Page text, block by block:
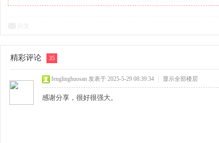
精彩评论 35
fenglinghuosan 发表于 2025-5-29 08:39:34 显示全部楼层
感谢分享，很好很强大。